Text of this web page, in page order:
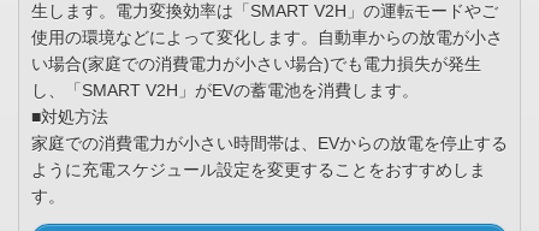
生します。電力変換効率は「SMART V2H」の運転モードやご
使用の環境などによって変化します。自動車からの放電が小さ
い場合(家庭での消費電力が小さい場合)でも電力損失が発生
し、「SMART V2H」がEVの蓄電池を消費します。
■対処方法
家庭での消費電力が小さい時間帯は、EVからの放電を停止する
ように充電スケジュール設定を変更することをおすすめしま
す。